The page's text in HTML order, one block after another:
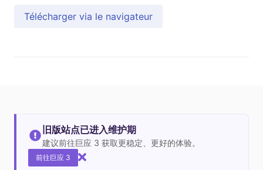
Télécharger via le navigateur
旧版站点已进入维护期
建议前往巨应 3 获取更稳定、更好的体验。
前往巨应 3